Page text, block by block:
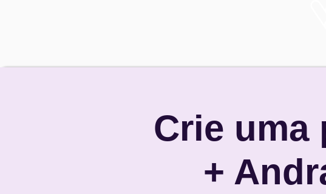
Crie uma
+